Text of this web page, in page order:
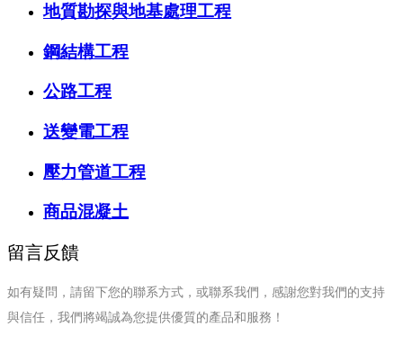
地質勘探與地基處理工程
鋼結構工程
公路工程
送變電工程
壓力管道工程
商品混凝土
留言反饋
如有疑問，請留下您的聯系方式，或聯系我們，感謝您對我們的支持
與信任，我們將竭誠為您提供優質的產品和服務！